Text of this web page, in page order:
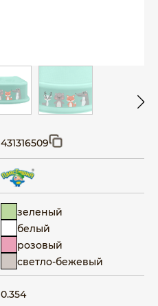
431316509
зеленый
белый
розовый
светло-бежевый
0.354